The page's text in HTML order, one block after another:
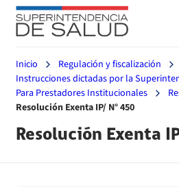
Inicio
Regulación y fiscalización
Instrucciones dictadas por la
Para Prestadores Institucionales
Resolución Exenta IP/ N° 450
Resolución Exenta